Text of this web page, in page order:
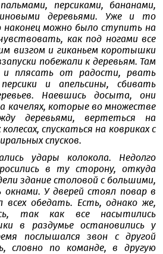
персиками, бананами,
деревьями. Уже и то
наконец можно было ступить на
как под ногами все
визгом и гиканьем коротышки
побежали к деревьям. Там
и плясать от радости, рвать
и апельсины, сбивать
Наевшись досыта, они
качелях, которые во множестве
деревьями, вертеться на
спускаться на ковриках с
спусков.
удары колокола. Недолго
в ту сторону, откуда
здание столовой с большими,
У дверей стоял повар в
всех обедать. Есть, однако же,
так как все насытились
в раздумье остановились у
послышался звон с другой
словно по команде, в другую